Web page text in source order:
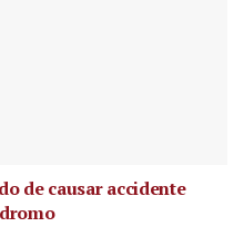
de causar accidente